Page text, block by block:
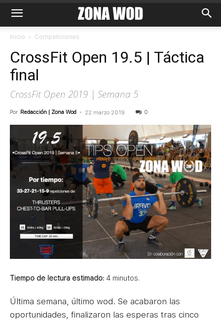
Inicio Competiciones
CrossFit Open 19.5 | Táctica
final
CrossFit Open 2019 | Semana 5
Por Redacción | Zona Wod - 22 marzo 2019 0
Tiempo de lectura estimado: 4 minutos.
Última semana, último wod. Se acabaron las
oportunidades, finalizaron las esperas tras cinco